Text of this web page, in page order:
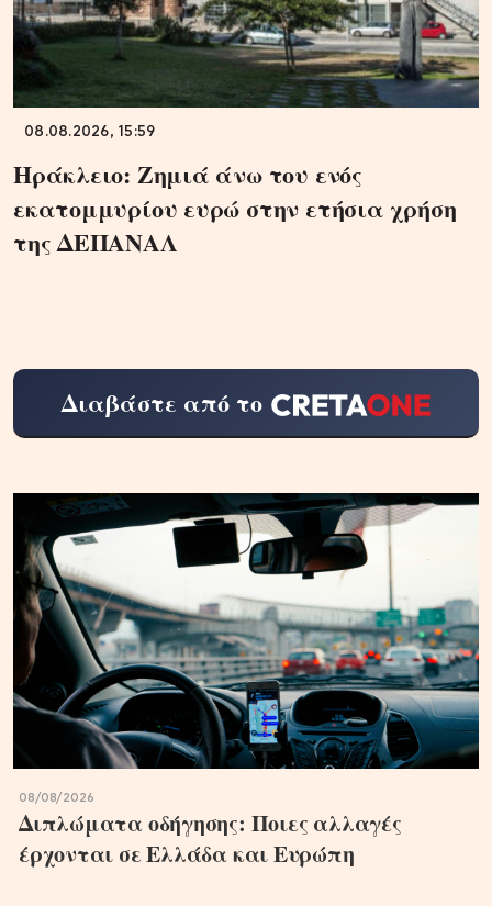
08.08.2026, 15:59
Ηράκλειο: Ζημιά άνω του ενός
εκατομμυρίου ευρώ στην ετήσια χρήση
της ΔΕΠΑΝΑΛ
Διαβάστε από το
08/08/2026
Διπλώματα οδήγησης: Ποιες αλλαγές
έρχονται σε Ελλάδα και Ευρώπη